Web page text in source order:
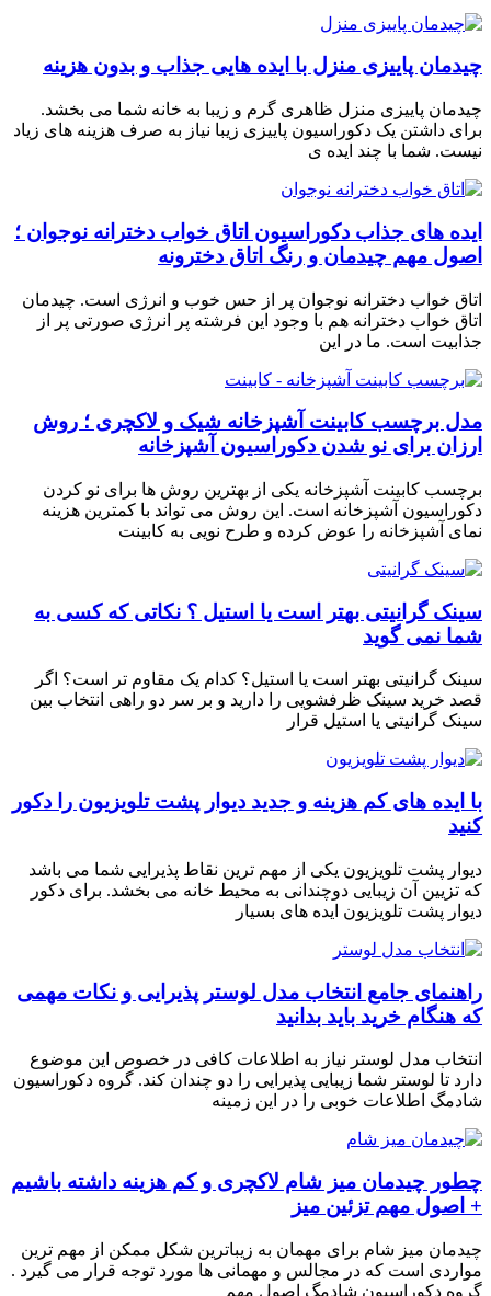
چیدمان پاییزی منزل با ایده هایی جذاب و بدون هزینه
چیدمان پاییزی منزل ظاهری گرم و زیبا به خانه شما می بخشد.
برای داشتن یک دکوراسیون پاییزی زیبا نیاز به صرف هزینه های زیاد
نیست. شما با چند ایده ی
ايده های جذاب دکوراسیون اتاق خواب دخترانه نوجوان ؛
اصول مهم چیدمان و رنگ اتاق دخترونه
اتاق خواب دخترانه نوجوان پر از حس خوب و انرژی است. چیدمان
اتاق خواب دخترانه هم با وجود این فرشته پر انرژی صورتی پر از
جذابیت است. ما در این
مدل برچسب کابینت آشپزخانه شیک و لاکچری ؛ روش
ارزان برای نو شدن دکوراسیون آشپزخانه
برچسب کابینت آشپزخانه یکی از بهترین روش ها برای نو کردن
دکوراسیون آشپزخانه است. این روش می تواند با کمترین هزینه
نمای آشپزخانه را عوض کرده و طرح نویی به کابینت
سینک گرانیتی بهتر است یا استیل ؟ نکاتی که کسی به
شما نمی گوید
سینک گرانیتی بهتر است یا استیل؟ کدام یک مقاوم تر است؟ اگر
قصد خرید سینک ظرفشویی را دارید و بر سر دو راهی انتخاب بین
سینک گرانیتی یا استیل قرار
با ایده های کم هزینه و جدید دیوار پشت تلویزیون را دکور
کنید
دیوار پشت تلویزیون یکی از مهم ترین نقاط پذیرایی شما می باشد
که تزیین آن زیبایی دوچندانی به محیط خانه می بخشد. برای دکور
دیوار پشت تلویزیون ایده های بسیار
راهنمای جامع انتخاب مدل لوستر پذیرایی و نکات مهمی
که هنگام خرید باید بدانید
انتخاب مدل لوستر نیاز به اطلاعات کافی در خصوص این موضوع
دارد تا لوستر شما زیبایی پذیرایی را دو چندان کند. گروه دکوراسیون
شادمگ اطلاعات خوبی را در این زمینه
چطور چیدمان میز شام لاکچری و کم هزینه داشته باشیم
+ اصول مهم تزئین میز
چیدمان میز شام برای مهمان به زیباترین شکل ممکن از مهم ترین
مواردی است که در مجالس و مهمانی ها مورد توجه قرار می گیرد .
گروه دکوراسیون شادمگ اصول مهم